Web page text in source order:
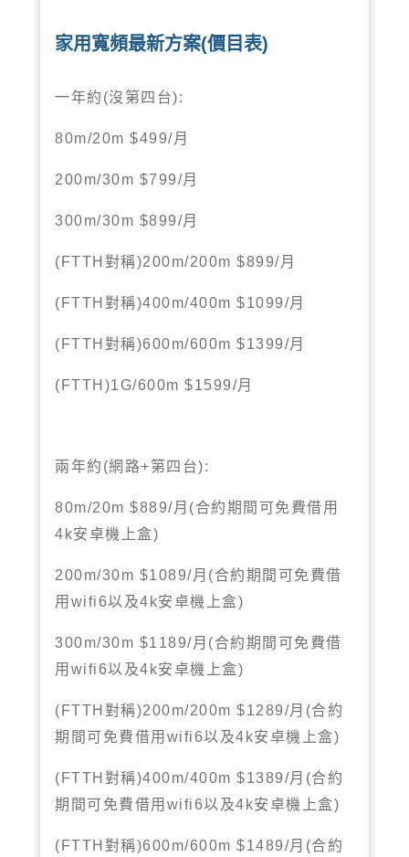
家用寬頻最新方案(價目表)
一年約 (沒第四台):
80m/20m $499/月
200m/30m $799/月
300m/30m $899/月
(FTTH 對稱)200m/200m $899/月
(FTTH 對稱)400m/400m $1099/月
(FTTH 對稱)600m/600m $1399/月
(FTTH)1G/600m $1599/月
兩年約 (網路+第四台):
80m/20m $889/月 (合約期間可免費借用
4k安卓機上盒)
200m/30m $1089/月 (合約期間可免費借
用wifi6以及4k安卓機上盒)
300m/30m $1189/月 (合約期間可免費借
用wifi6以及4k安卓機上盒)
(FTTH 對稱)200m/200m $1289/月 (合約
期間可免費借用wifi6以及4k安卓機上盒)
(FTTH 對稱)400m/400m $1389/月 (合約
期間可免費借用wifi6以及4k安卓機上盒)
(FTTH 對稱)600m/600m $1489/月 (合約